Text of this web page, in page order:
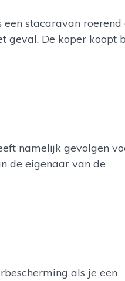
een stacaravan roerend
geval. De koper koopt
namelijk gevolgen
de eigenaar van de
als je een